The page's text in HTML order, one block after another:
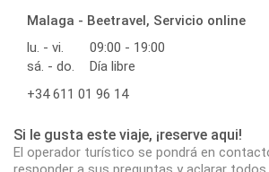
Malaga - Beetravel, Servicio online
lu. - vi.
09:00 - 19:00
sá. - do.
Día libre
+34 611 01 96 14
Si le gusta este viaje, ¡reserve aqui!
El operador turístico se pondrá en